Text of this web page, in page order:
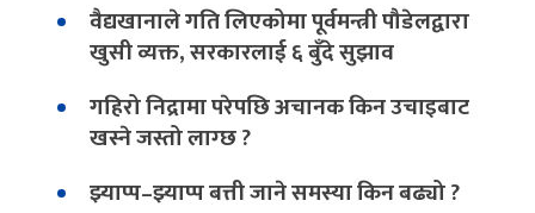
वैद्यखानाले गति लिएकोमा पूर्वमन्त्री पौडेलद्वारा
खुसी व्यक्त, सरकारलाई ६ बुँदे सुझाव
गहिरो निद्रामा परेपछि अचानक किन उचाइबाट
खस्ने जस्तो लाग्छ ?
झ्याप्प–झ्याप्प बत्ती जाने समस्या किन बढ्यो ?